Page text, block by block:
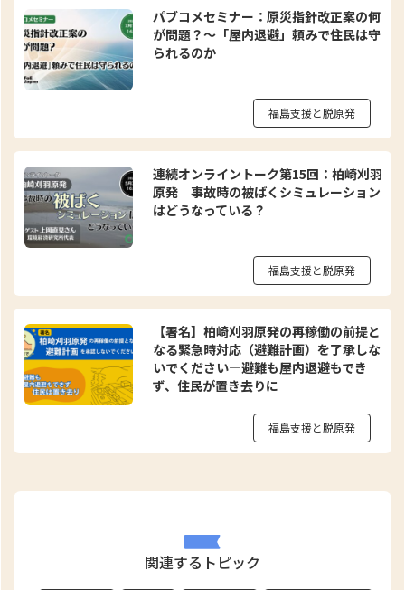
パブコメセミナー：原災指針改正案の何
が問題？～「屋内退避」頼みで住民は守
られるのか
福島支援と脱原発
連続オンライントーク第15回：柏崎刈羽
原発 事故時の被ばくシミュレーション
はどうなっている？
福島支援と脱原発
【署名】柏崎刈羽原発の再稼働の前提と
なる緊急時対応（避難計画）を了承しな
いでください—避難も屋内退避もでき
ず、住民が置き去りに
福島支援と脱原発
関連するトピック